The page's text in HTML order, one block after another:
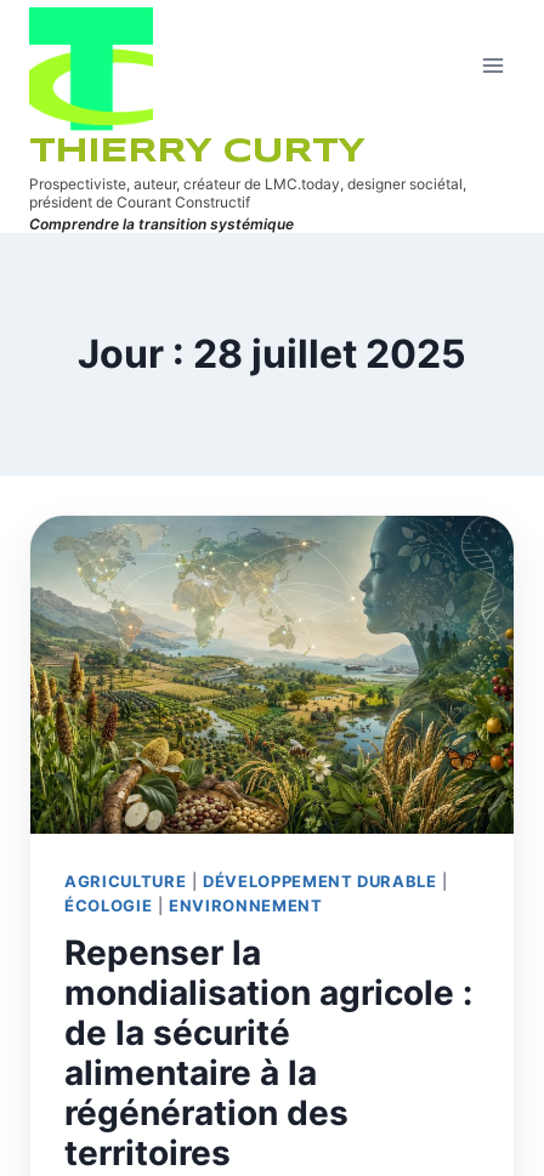
Aller
contenu
THIERRY CURTY
Prospectiviste, auteur, créateur de LMC.today, designer sociétal,
président de Courant Constructif
Comprendre la transition systémique
Jour : 28 juillet 2025
AGRICULTURE |DÉVELOPPEMENT DURABLE
ÉCOLOGIE |ENVIRONNEMENT
Repenser la
mondialisation agricole :
de la sécurité
alimentaire à la
régénération des
territoires